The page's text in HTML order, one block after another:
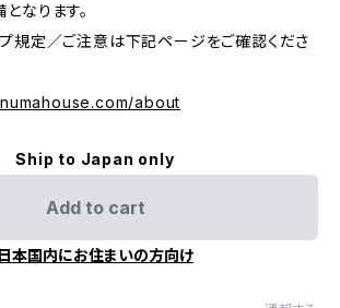
なります。
規定／ご注意は下記ページをご確認くださ
about
Ship to Japan only
Add to cart
日本国内にお住まいの方向け